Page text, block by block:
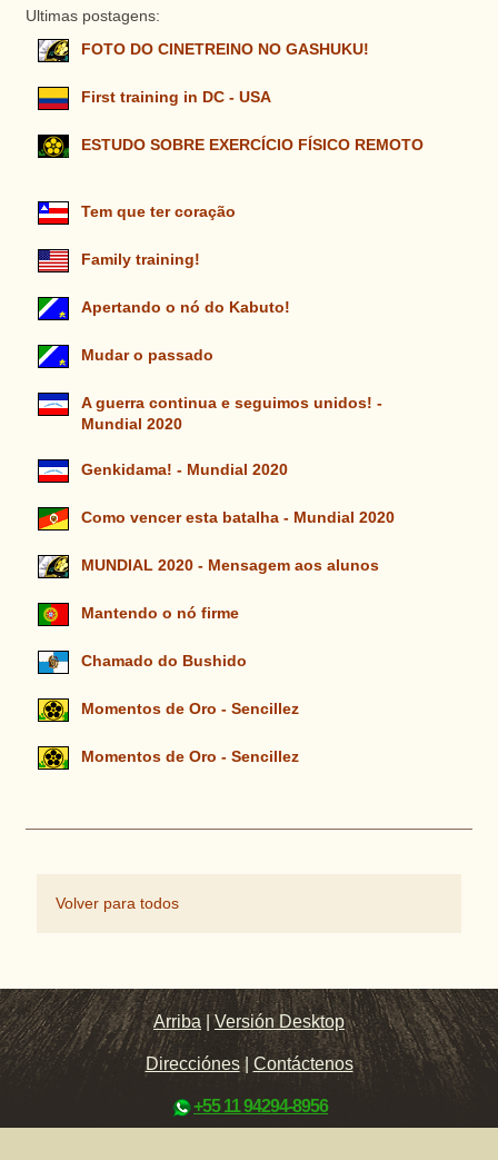
Ultimas postagens:
FOTO DO CINETREINO NO GASHUKU!
First training in DC - USA
ESTUDO SOBRE EXERCÍCIO FÍSICO REMOTO
Tem que ter coração
Family training!
Apertando o nó do Kabuto!
Mudar o passado
A guerra continua e seguimos unidos! -
Mundial 2020
Genkidama! - Mundial 2020
Como vencer esta batalha - Mundial 2020
MUNDIAL 2020 - Mensagem aos alunos
Mantendo o nó firme
Chamado do Bushido
Momentos de Oro - Sencillez
Momentos de Oro - Sencillez
Volver para todos
Arriba |Versión Desktop
Direcciónes| Contáctenos
+55 11 94294-8956